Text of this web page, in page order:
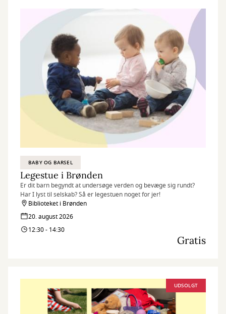
BABY OG BARSEL
Legestue i Brønden
Er dit barn begyndt at undersøge verden og bevæge sig rundt?
Har I lyst til selskab? Så er legestuen noget for jer!
Biblioteket i Brønden
20. august 2026
12:30 - 14:30
Gratis
UDSOLGT